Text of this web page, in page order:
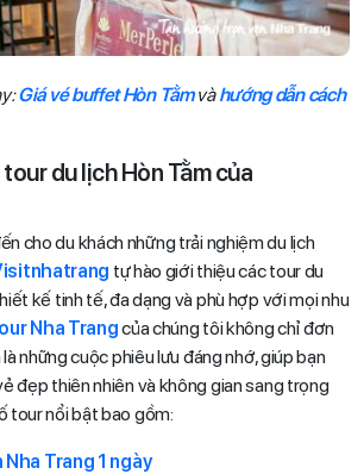
Giá vé buffet Hòn Tằmvàhướng dẫn cách
du lịch Hòn Tằm của
cho du khách những trải nghiệm du lịch
tự hào giới thiệu các tour du
kế tinh tế, đa dạng và phù hợp với mọi nhu
Nha Trangcủa chúng tôi không chỉ đơn
những cuộc phiêu lưu đáng nhớ, giúp bạn
đẹp thiên nhiên và không gian sang trọng
tour nổi bật bao gồm:
Nha Trang 1 ngày